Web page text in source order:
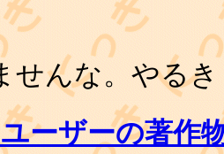
せんな。やる
ユーザーの著作